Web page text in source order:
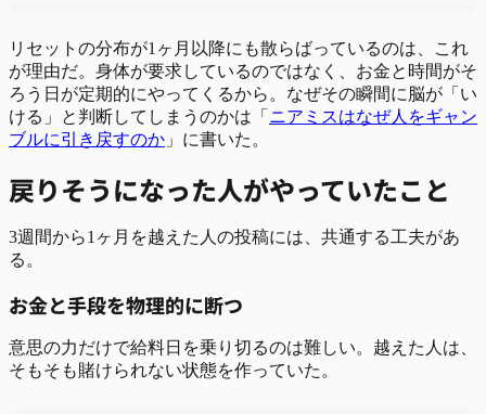
リセットの分布が1ヶ月以降にも散らばっているのは、これ
が理由だ。身体が要求しているのではなく、お金と時間がそ
ろう日が定期的にやってくるから。なぜその瞬間に脳が「い
ける」と判断してしまうのかは「 ニアミスはなぜ人をギャン
ブルに引き戻すのか 」に書いた。
戻りそうになった人がやっていたこと
3週間から1ヶ月を越えた人の投稿には、共通する工夫があ
る。
お金と手段を物理的に断つ
意思の力だけで給料日を乗り切るのは難しい。越えた人は、
そもそも賭けられない状態を作っていた。